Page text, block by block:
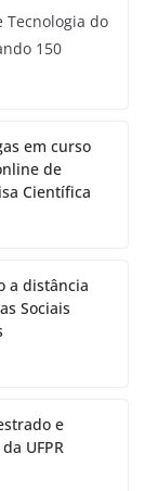
Tecnologia do
150
em curso
de
Científica
a distância
Sociais
e
UFPR